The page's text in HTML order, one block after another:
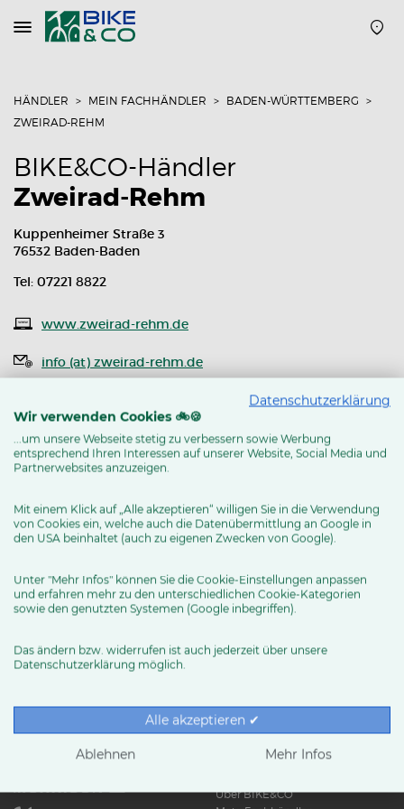
Navigation
öffnen
HÄNDLER MEIN FACHHÄNDLER
BADEN-WÜRTTEMBERG
ZWEIRAD-REHM
BIKE&CO-Händler
Zweirad-Rehm
Kuppenheimer Straße 3
76532 Baden-Baden
Tel: 07221 8822
www.zweirad-rehm.de
info (at) zweirad-rehm.de
MEHR ERFAHREN
News & Trends
Ratgeber
Über BIKE&CO
Datenschutzerklärung
Wir verwenden Cookies 🚲🍪
...um unsere Webseite stetig zu verbessern sowie Werbung
entsprechend Ihren Interessen auf unserer Website, Social Media und
Partnerwebsites anzuzeigen.
Mit einem Klick auf „Alle akzeptieren“ willigen Sie in die Verwendung
von Cookies ein, welche auch die Datenübermittlung an Google in
den USA beinhaltet (auch zu eigenen Zwecken von Google).
Unter "Mehr Infos" können Sie die Cookie-Einstellungen anpassen
und erfahren mehr zu den unterschiedlichen Cookie-Kategorien
sowie den genutzten Systemen (Google inbegriffen).
Das ändern bzw. widerrufen ist auch jederzeit über unsere
Datenschutzerklärung möglich.
Alle akzeptieren ✔
Ablehnen Mehr Infos